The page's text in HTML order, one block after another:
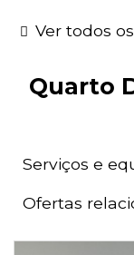
Ver todos
Quarto
Serviços e
Ofertas